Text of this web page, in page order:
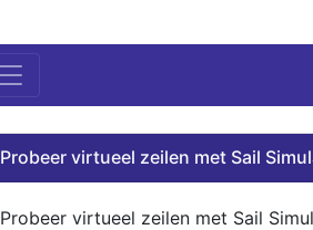
Probeer virtueel zeilen met Sail
Probeer virtueel zeilen met Sail